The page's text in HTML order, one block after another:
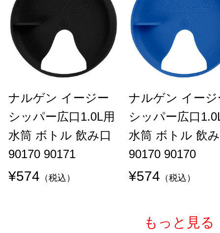
ナルゲン イージー
シッパー広口1.0L用
水筒 ボトル 飲み口
90170 90171
¥574 （税込）
ナルゲン イージ
シッパー広口
水筒 ボトル 飲
90170 90170
¥574 （税込）
もっと見る